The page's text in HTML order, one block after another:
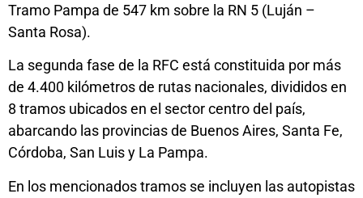
Tramo Pampa de 547 km sobre la RN 5 (Luján –
Santa Rosa).
La segunda fase de la RFC está constituida por más
de 4.400 kilómetros de rutas nacionales, divididos en
8 tramos ubicados en el sector centro del país,
abarcando las provincias de Buenos Aires, Santa Fe,
Córdoba, San Luis y La Pampa.
En los mencionados tramos se incluyen las autopistas